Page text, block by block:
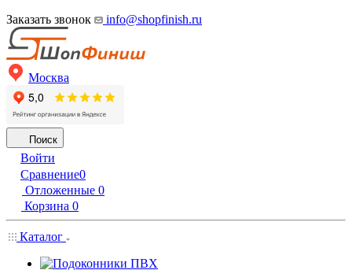
Заказать звонок info@shopfinish.ru
Москва
Поиск
Войти
Сравнение0
Отложенные 0
Корзина 0
Каталог